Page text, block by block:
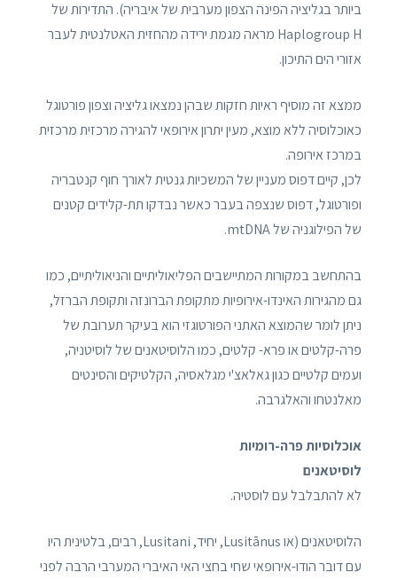
ביותר בגליציה הפינה הצפון מערבית של איבריה). התדירות של
Haplogroup H מראה מגמת ירידה מהחזית האטלנטית לעבר
אזורי הים התיכון.
ממצא זה מוסיף ראיות חזקות שבהן נמצאו גליציה וצפון פורטוגל
כאוכלוסיה ללא מוצא, מעין יתרון אירופאי להגירה מרכזית מרכזית
במרכז אירופה.
לכן, קיים דפוס מעניין של המשכיות גנטית לאורך חוף קנטבריה
ופורטוגל, דפוס שנצפה בעבר כאשר נבדקו תת-קלידים קטנים
של הפילוגניה של mtDNA.
בהתחשב במקורות המתיישבים הפליאוליתיים והניאוליתיים, כמו
גם מהגירות האינדו-אירופיות מתקופת הברונזה ותקופת הברזל,
ניתן לומר שהמוצא האתני הפורטוגזי הוא בעיקר תערובת של
פרה-קלטים או פרא- קלטים, כמו הלוסיטאנים של לוסיטניה,
ועמים קלטיים כגון גאלאצ'י מגלאסיה, הקלטיקים והסינטים
מאלנטחו והאלגרבה.
אוכלוסיות פרה-רומיות
לוסיטאנים
לא להתבלבל עם לוסטיה.
הלוסיטאנים (או Lusitānus, יחיד, Lusitani, רבים, בלטינית היו
עם דובר הודו-אירופאי שחי בחצי האי האיברי המערבי הרבה לפני